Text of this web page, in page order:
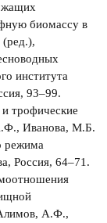
биомассу в
института
93‒99.
трофические
Иванова, М.Б.
режима
Россия, 64‒71.
А.Ф.,